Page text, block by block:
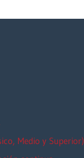
Medio y Superior)